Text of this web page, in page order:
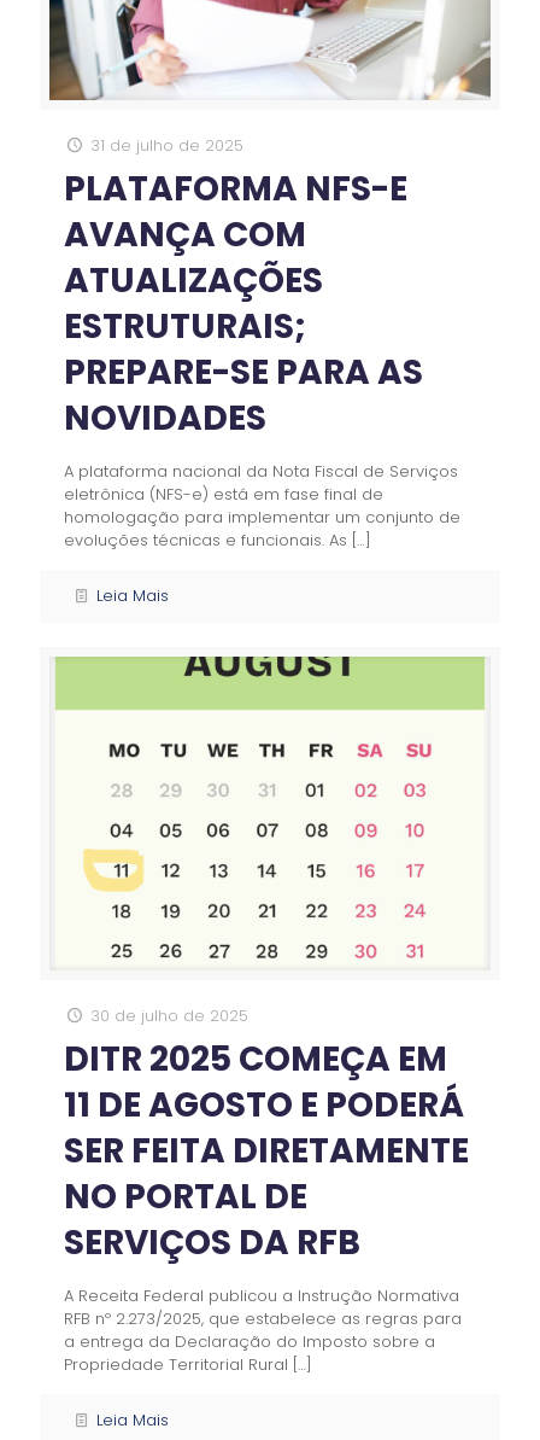
31 de julho de 2025
PLATAFORMA NFS-E
AVANÇA COM
ATUALIZAÇÕES
ESTRUTURAIS;
PREPARE-SE PARA AS
NOVIDADES
A plataforma nacional da Nota Fiscal de Serviços
eletrônica (NFS-e) está em fase final de
homologação para implementar um conjunto de
evoluções técnicas e funcionais. As […]
Leia Mais
30 de julho de 2025
DITR 2025 COMEÇA EM
11 DE AGOSTO E PODERÁ
SER FEITA DIRETAMENTE
NO PORTAL DE
SERVIÇOS DA RFB
A Receita Federal publicou a Instrução Normativa
RFB nº 2.273/2025, que estabelece as regras para
a entrega da Declaração do Imposto sobre a
Propriedade Territorial Rural […]
Leia Mais